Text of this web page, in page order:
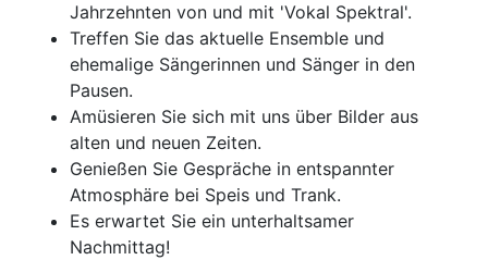
Jahrzehnten von und mit 'Vokal Spektral'.
Treffen Sie das aktuelle Ensemble und
ehemalige Sängerinnen und Sänger in den
Pausen.
Amüsieren Sie sich mit uns über Bilder aus
alten und neuen Zeiten.
Genießen Sie Gespräche in entspannter
Atmosphäre bei Speis und Trank.
Es erwartet Sie ein unterhaltsamer
Nachmittag!